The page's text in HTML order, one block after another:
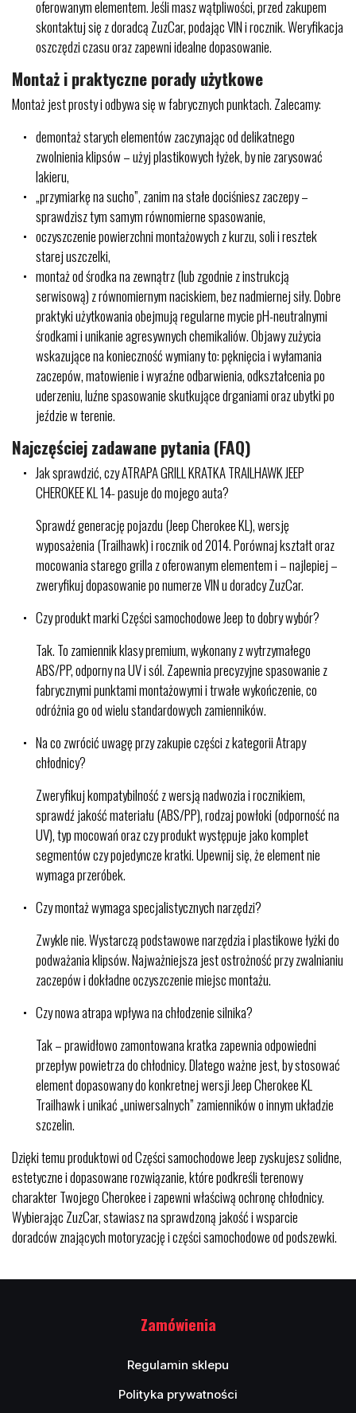
oferowanym elementem. Jeśli masz wątpliwości, przed zakupem
skontaktuj się z doradcą ZuzCar, podając VIN i rocznik. Weryfikacja
oszczędzi czasu oraz zapewni idealne dopasowanie.
Montaż i praktyczne porady użytkowe
Montaż jest prosty i odbywa się w fabrycznych punktach. Zalecamy:
demontaż starych elementów zaczynając od delikatnego
zwolnienia klipsów – użyj plastikowych łyżek, by nie zarysować
lakieru,
„przymiarkę na sucho”, zanim na stałe dociśniesz zaczepy –
sprawdzisz tym samym równomierne spasowanie,
oczyszczenie powierzchni montażowych z kurzu, soli i resztek
starej uszczelki,
montaż od środka na zewnątrz (lub zgodnie z instrukcją
serwisową) z równomiernym naciskiem, bez nadmiernej siły. Dobre
praktyki użytkowania obejmują regularne mycie pH-neutralnymi
środkami i unikanie agresywnych chemikaliów. Objawy zużycia
wskazujące na konieczność wymiany to: pęknięcia i wyłamania
zaczepów, matowienie i wyraźne odbarwienia, odkształcenia po
uderzeniu, luźne spasowanie skutkujące drganiami oraz ubytki po
jeździe w terenie.
Najczęściej zadawane pytania (FAQ)
Jak sprawdzić, czy ATRAPA GRILL KRATKA TRAILHAWK JEEP
CHEROKEE KL 14- pasuje do mojego auta?
Sprawdź generację pojazdu (Jeep Cherokee KL), wersję
wyposażenia (Trailhawk) i rocznik od 2014. Porównaj kształt oraz
mocowania starego grilla z oferowanym elementem i – najlepiej –
zweryfikuj dopasowanie po numerze VIN u doradcy ZuzCar.
Czy produkt marki Części samochodowe Jeep to dobry wybór?
Tak. To zamiennik klasy premium, wykonany z wytrzymałego
ABS/PP, odporny na UV i sól. Zapewnia precyzyjne spasowanie z
fabrycznymi punktami montażowymi i trwałe wykończenie, co
odróżnia go od wielu standardowych zamienników.
Na co zwrócić uwagę przy zakupie części z kategorii Atrapy
chłodnicy?
Zweryfikuj kompatybilność z wersją nadwozia i rocznikiem,
sprawdź jakość materiału (ABS/PP), rodzaj powłoki (odporność na
UV), typ mocowań oraz czy produkt występuje jako komplet
segmentów czy pojedyncze kratki. Upewnij się, że element nie
wymaga przeróbek.
Czy montaż wymaga specjalistycznych narzędzi?
Zwykle nie. Wystarczą podstawowe narzędzia i plastikowe łyżki do
podważania klipsów. Najważniejsza jest ostrożność przy zwalnianiu
zaczepów i dokładne oczyszczenie miejsc montażu.
Czy nowa atrapa wpływa na chłodzenie silnika?
Tak – prawidłowo zamontowana kratka zapewnia odpowiedni
przepływ powietrza do chłodnicy. Dlatego ważne jest, by stosować
element dopasowany do konkretnej wersji Jeep Cherokee KL
Trailhawk i unikać „uniwersalnych” zamienników o innym układzie
szczelin.
Dzięki temu produktowi od Części samochodowe Jeep zyskujesz solidne,
estetyczne i dopasowane rozwiązanie, które podkreśli terenowy
charakter Twojego Cherokee i zapewni właściwą ochronę chłodnicy.
Wybierając ZuzCar, stawiasz na sprawdzoną jakość i wsparcie
doradców znających motoryzację i części samochodowe od podszewki.
Zamówienia
Regulamin sklepu
Polityka prywatności